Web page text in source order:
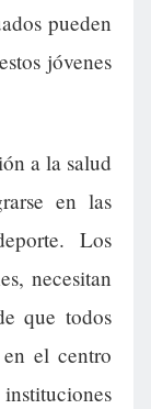
pueden
jóvenes
a la salud
en las
Los
necesitan
que todos
el centro